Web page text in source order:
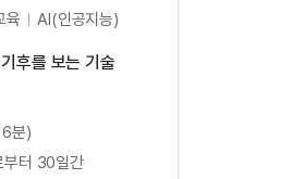
육 AI(인공지능)
후를 보는 기술
분)
부터 30일간